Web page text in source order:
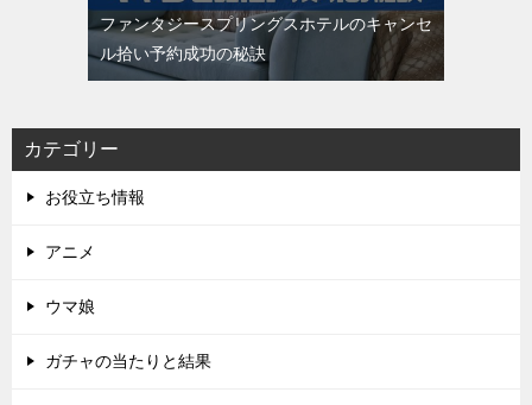
ファンタジースプリングスホテルのキャンセ
ル拾い予約成功の秘訣
カテゴリー
お役立ち情報
アニメ
ウマ娘
ガチャの当たりと結果